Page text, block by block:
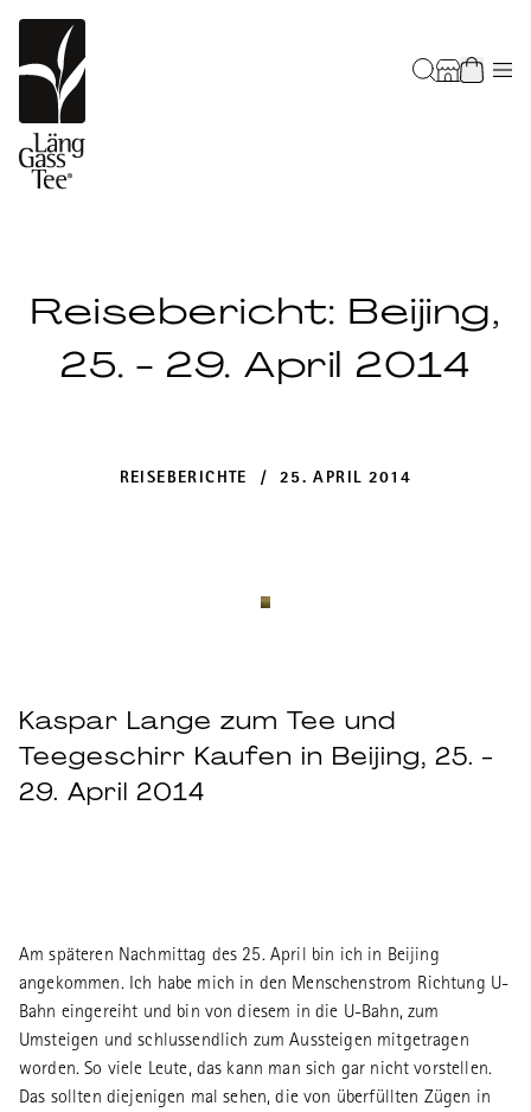
Reisebericht: Beijing,
25. - 29. April 2014
REISEBERICHTE / 25. APRIL 2014
Kaspar Lange zum Tee und
Teegeschirr Kaufen in Beijing, 25. -
29. April 2014
Am späteren Nachmittag des 25. April bin ich in Beijing
angekommen. Ich habe mich in den Menschenstrom Richtung U-
Bahn eingereiht und bin von diesem in die U-Bahn, zum
Umsteigen und schlussendlich zum Aussteigen mitgetragen
worden. So viele Leute, das kann man sich gar nicht vorstellen.
Das sollten diejenigen mal sehen, die von überfüllten Zügen in